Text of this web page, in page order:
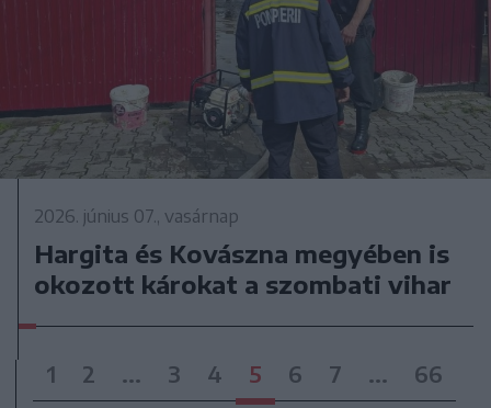
2026. június 07., vasárnap
Hargita és Kovászna megyében is
okozott károkat a szombati vihar
1 2 ... 3 4 5 6 7 ... 66